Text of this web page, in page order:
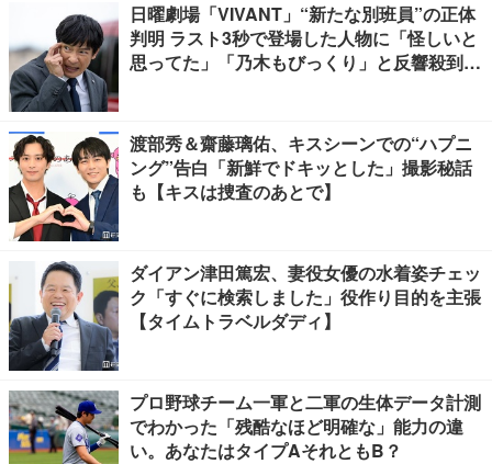
日曜劇場「VIVANT」“新たな別班員”の正体
判明 ラスト3秒で登場した人物に「怪しいと
思ってた」「乃木もびっくり」と反響殺到
渡部秀＆齋藤璃佑、キスシーンでの“ハプニ
ング”告白「新鮮でドキッとした」撮影秘話
も【キスは捜査のあとで】
ダイアン津田篤宏、妻役女優の水着姿チェッ
ク「すぐに検索しました」役作り目的を主張
【タイムトラベルダディ】
プロ野球チーム一軍と二軍の生体データ計測
でわかった「残酷なほど明確な」能力の違
い。あなたはタイプAそれともB？